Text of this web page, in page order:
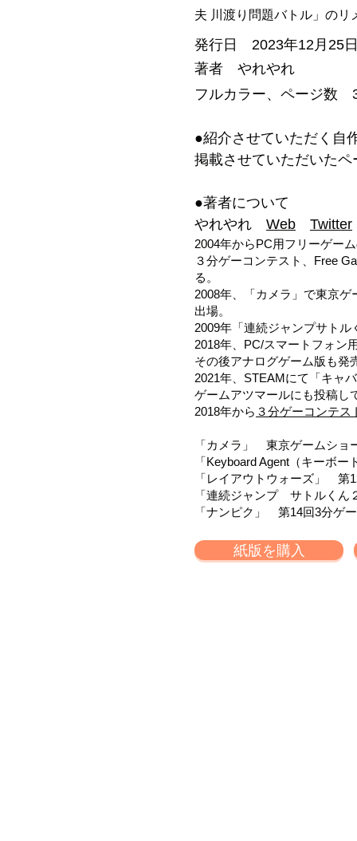
夫 川渡り問題バトル」のリ
発行日 2023年12月25
著者 やれやれ
フルカラー、ページ数
●紹介させていただく自
掲載させていただいた
●著者について
やれやれ Web Twitter
2004年からPC用フリーゲー
３分ゲーコンテスト、Free
る。
2008年、「カメラ」で東京
出場。
2009年「連続ジャンプサト
2018年、PC/スマートフォン
その後アナログゲーム版も発
2021年、STEAMにて「キャ
ゲームアツマールにも投稿し
2018年から ３分ゲーコ ンテス
「カメラ」 東京ゲームシ
「Keyboard Agent（キーボ
「レイアウトウォーズ」
「連続ジャンプ サトルく
「ナンピク」 第14回3分ゲ
紙版を購入